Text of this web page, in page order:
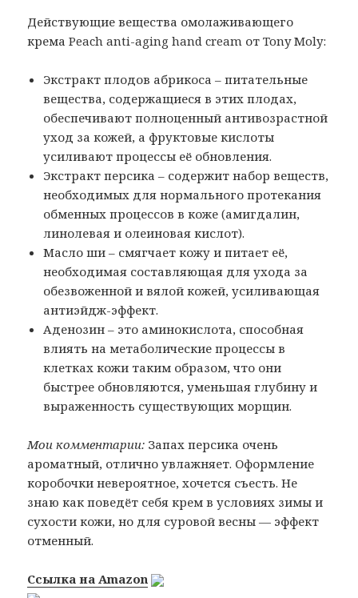
Действующие вещества омолаживающего
крема Peach anti-aging hand cream от Tony Moly:
Экстракт плодов абрикоса – питательные
вещества, содержащиеся в этих плодах,
обеспечивают полноценный антивозрастной
уход за кожей, а фруктовые кислоты
усиливают процессы её обновления.
Экстракт персика – содержит набор веществ,
необходимых для нормального протекания
обменных процессов в коже (амигдалин,
линолевая и олеиновая кислот).
Масло ши – смягчает кожу и питает её,
необходимая составляющая для ухода за
обезвоженной и вялой кожей, усиливающая
антиэйдж-эффект.
Аденозин – это аминокислота, способная
влиять на метаболические процессы в
клетках кожи таким образом, что они
быстрее обновляются, уменьшая глубину и
выраженность существующих морщин.
Мои комментарии: Запах персика очень
ароматный, отлично увлажняет. Оформление
коробочки невероятное, хочется съесть. Не
знаю как поведёт себя крем в условиях зимы и
сухости кожи, но для суровой весны — эффект
отменный.
Ссылка на Amazon